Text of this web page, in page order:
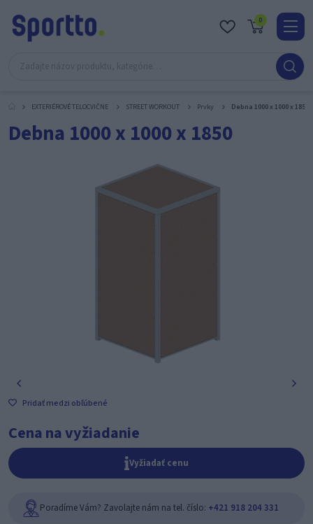
0
O
EXTERIÉROVÉ TELOCVIČNE STREET WORKOUT Prvky Debna 1000 x 1000 x 1850
Debna 1000 x 1000 x 1850
Pridať medzi obľúbené
Cena na vyžiadanie
Vyžiadať cenu
Poradíme Vám? Zavolajte nám na tel. číslo: +421 918 204 331